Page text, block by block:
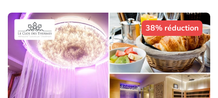
38% réduction